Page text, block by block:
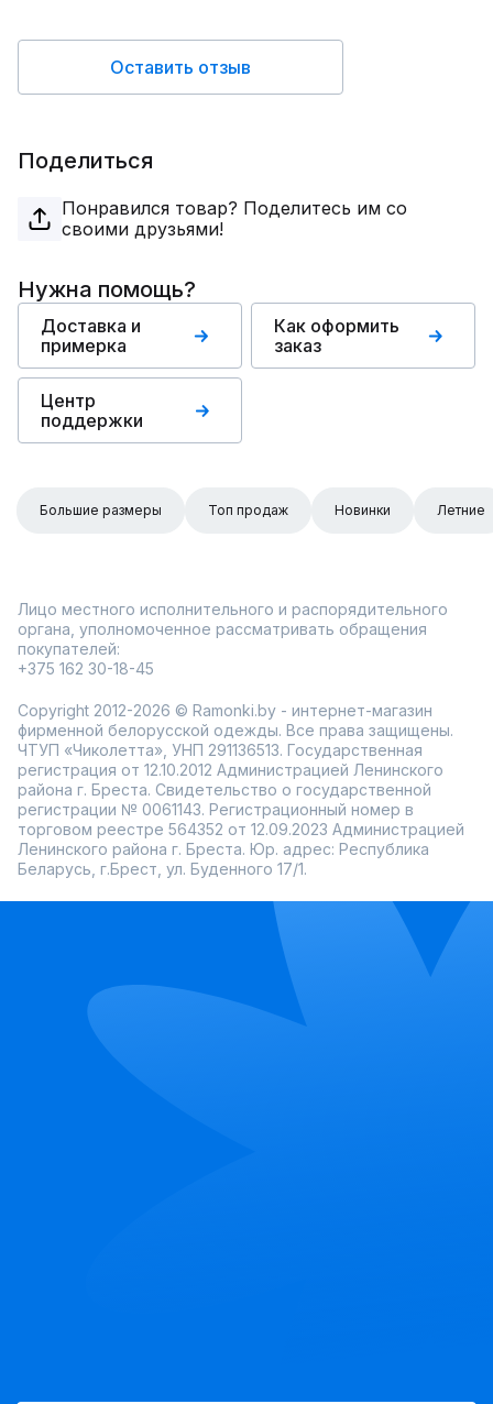
Оставить отзыв
Поделиться
Понравился товар? Поделитесь им со
своими друзьями!
Нужна помощь?
Доставка и
примерка
Как оформить
заказ
Центр
поддержки
Большие размеры Топ продаж Новинки Летние
Лицо местного исполнительного и распорядительного
органа, уполномоченное рассматривать обращения
покупателей:
+375 162 30-18-45
Copyright 2012-2026 © Ramonki.by - интернет-магазин
фирменной белорусской одежды. Все права защищены.
ЧТУП «Чиколетта», УНП 291136513. Государственная
регистрация от 12.10.2012 Администрацией Ленинского
района г. Бреста. Свидетельство о государственной
регистрации № 0061143. Регистрационный номер в
торговом реестре 564352 от 12.09.2023 Администрацией
Ленинского района г. Бреста. Юр. адрес: Республика
Беларусь, г.Брест, ул. Буденного 17/1.